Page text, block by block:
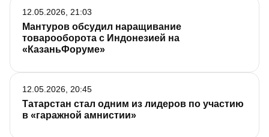
Мантуров обсудил наращивание
товарооборота с Индонезией на
«КазаньФоруме»
12.05.2026, 21:03
Татарстан стал одним из лидеров по участию
в «гаражной амнистии»
12.05.2026, 20:45